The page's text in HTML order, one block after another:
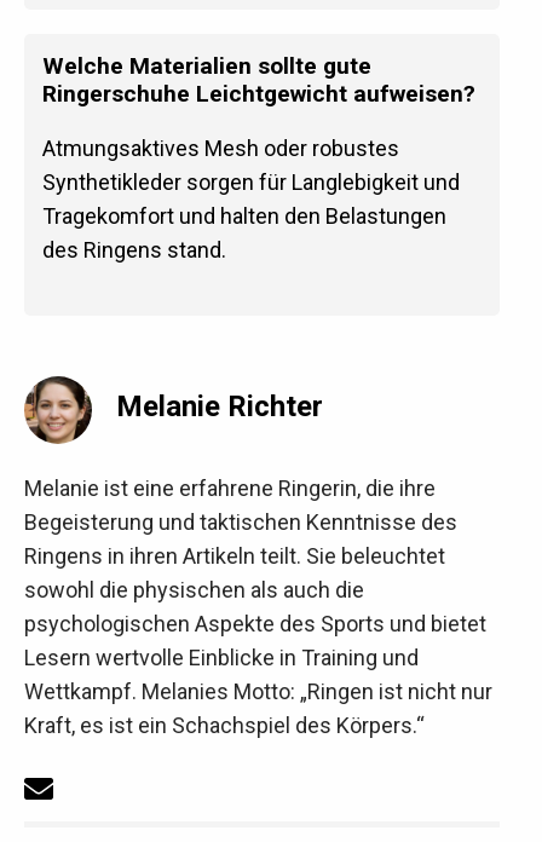
Welche Materialien sollte gute
Ringerschuhe Leichtgewicht aufweisen?
Atmungsaktives Mesh oder robustes
Synthetikleder sorgen für Langlebigkeit und
Tragekomfort und halten den Belastungen
des Ringens stand.
Melanie Richter
Melanie ist eine erfahrene Ringerin, die ihre
Begeisterung und taktischen Kenntnisse des
Ringens in ihren Artikeln teilt. Sie beleuchtet
sowohl die physischen als auch die
psychologischen Aspekte des Sports und bietet
Lesern wertvolle Einblicke in Training und
Wettkampf. Melanies Motto: „Ringen ist nicht nur
Kraft, es ist ein Schachspiel des Körpers.“